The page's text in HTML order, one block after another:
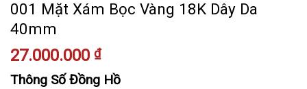
001 Mặt Xám Bọc Vàng 18K Dây Da
40mm
27.000.000 ₫
Thông Số Đồng Hồ